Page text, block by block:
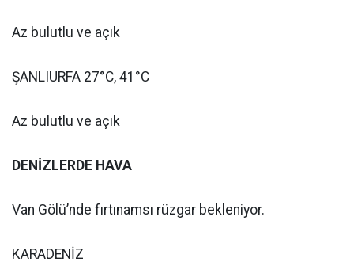
Az bulutlu ve açık
ŞANLIURFA 27°C, 41°C
Az bulutlu ve açık
DENİZLERDE HAVA
Van Gölü’nde fırtınamsı rüzgar bekleniyor.
KARADENİZ